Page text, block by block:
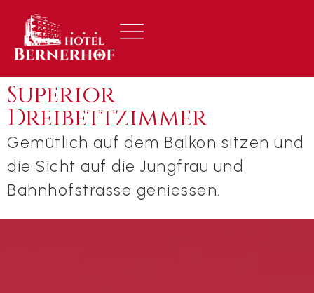
Superior
Dreibettzimmer
Gemütlich auf dem Balkon sitzen und
die Sicht auf die Jungfrau und
Bahnhofstrasse geniessen.